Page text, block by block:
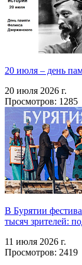
20 июля – день
20 июля 2026 г.
Просмотров: 1285
В Бурятии
тысяч зрителей:
11 июля 2026 г.
Просмотров: 2419